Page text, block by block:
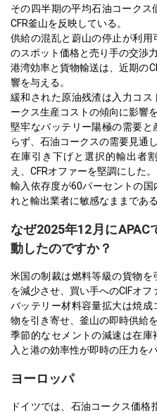
その四半期の平均石油コークス
CFR釜山を反映している。
供給の混乱と蔚山の停止が利
のスポット価格と売り手の交渉力
港湾効率と貨物輸送は、近期の
響を与える。
緩和された原油残渣は入力コ
ークス生産コストの傾向に影響を
堅牢なバッテリー陽極の需要
らず、石油コークスの需要見通
在庫引き下げと選択的輸出者
え、CFRオファーを堅調にした。
輸入依存度が60パーセントの
れと輸出業者に敏感なままである
なぜ2025年12月に
動したのですか？
米国の制裁は燃料等級の貨物
を減少させ、買い手へのCIFオフ
バッテリー材料容量拡大は焼
物を引き寄せ、釜山の即時供給
季節的なセメントの減速は在
入と港の効率性が即時の圧力を
ヨーロッパ
ドイツでは、石油コークス価格